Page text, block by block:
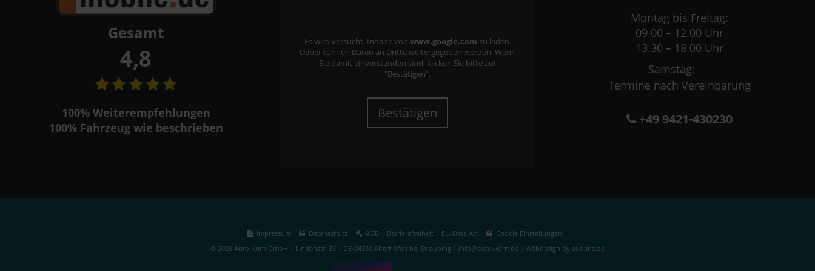
Gesamt
4,8
100%Weiterempfehlungen
100%Fahrzeug wie beschrieben
Es wird versucht, Inhalte von www.google.com zu laden.
Dabei können Daten an Dritte weitergegeben werden. Wenn
Sie damit einverstanden sind, klicken Sie bitte auf
"Bestätigen".
Bestätigen
Montag bis Freitag:
09.00 – 12.00 Uhr
13.30 – 18.00 Uhr
Samstag:
Termine nach Vereinbarung
+49 9421-430230
Impressum Datenschutz AGB Barrierefreiheit EU-Data Act
Cookie Einstellungen
© 2026 Auto Korn GmbH | Lindenstr. 33 | DE-94330 Aiterhofen bei Straubing | info@auto-korn.de | Webdesign by audaris.de